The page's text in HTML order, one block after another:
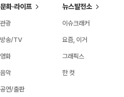
문화·라이프
관광
방송/TV
영화
음악
공연/출판
뉴스발전소
이슈크래커
요즘, 이거
그래픽스
한 컷